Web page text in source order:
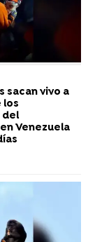
sacan vivo a
los
del
Venezuela